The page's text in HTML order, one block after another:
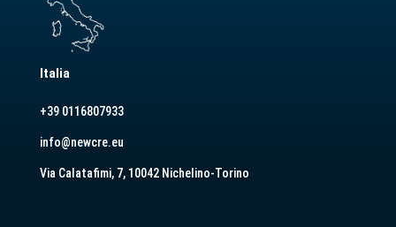
Italia
+39 0116807933
info@newcre.eu
Via Calatafimi, 7, 10042 Nichelino-Torino